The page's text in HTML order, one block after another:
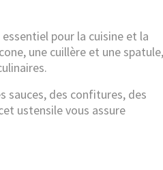
pour la cuisine et la
une cuillère et une spatule,
sauces, des confitures, des
ustensile vous assure